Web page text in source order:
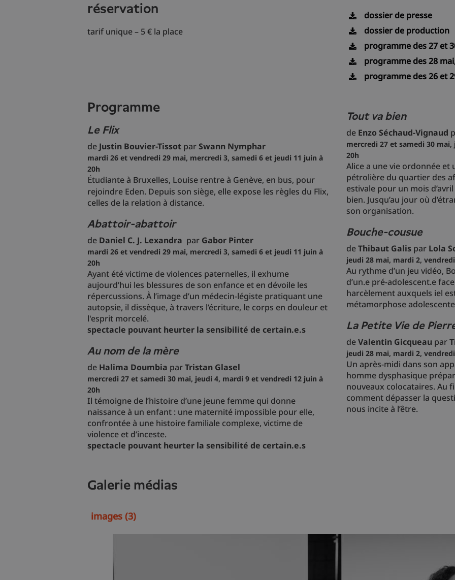
réservation
tarif unique – 5 € la place
dossier de presse
dossier de production
programme des 27 et
programme des 28
programme des 26 et
programme
Le Flix
de Justin Bouvier-Tissot parSwann Nymphar
mardi 26 et vendredi 29 mai, mercredi 3, samedi 6 et jeudi 11 juin à
20h
Étudiante à Bruxelles, Louise rentre à Genève, en bus, pour
rejoindre Eden. Depuis son siège, elle expose les règles du Flix,
celles de la relation à distance.
Abattoir-abattoir
de Daniel C. J. Lexandra par Gabor Pinter
mardi 26 et vendredi 29 mai, mercredi 3, samedi 6 et jeudi 11 juin à
20h
Ayant été victime de violences paternelles, il exhume
aujourd’hui les blessures de son enfance et en dévoile les
répercussions. À l’image d’un médecin-légiste pratiquant une
autopsie, il dissèque, à travers l’écriture, le corps en douleur et
l'esprit morcelé.
spectacle pouvant heurter la sensibilité de certain.e.s
Au nom de la mère
de Halima Doumbia parTristan Glasel
mercredi 27 et samedi 30 mai, jeudi 4, mardi 9 et vendredi 12 juin à
20h
Il témoigne de l’histoire d’une jeune femme qui donne
naissance à un enfant : une maternité impossible pour elle,
confrontée à une histoire familiale complexe, victime de
violence et d’inceste.
spectacle pouvant heurter la sensibilité de certain.e.s
Tout va bien
de Enzo Séchaud-Vignaud
mercredi 27 et samedi 30
20h
Alice a une vie ordonnée
pétrolière du quartier des
estivale pour un mois
bien. Jusqu’au jour où
son organisation.
Bouche-cousue
deThibaut Galis par Lola
jeudi 28 mai, mardi 2,
Au rythme d’un jeu vidéo,
d’un.e pré-adolescent.e
harcèlement auxquels iel
métamorphose
La Petite Vie de
deValentin Gicqueau par
jeudi 28 mai, mardi 2,
Un après-midi dans son
homme dysphasique
nouveaux colocataires. Au
comment dépasser la
nous incite à l’être.
galerie médias
images (3)